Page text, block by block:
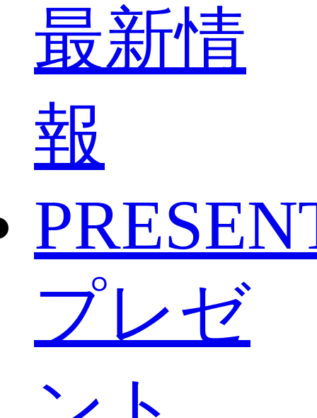
最新情
報
プレゼ